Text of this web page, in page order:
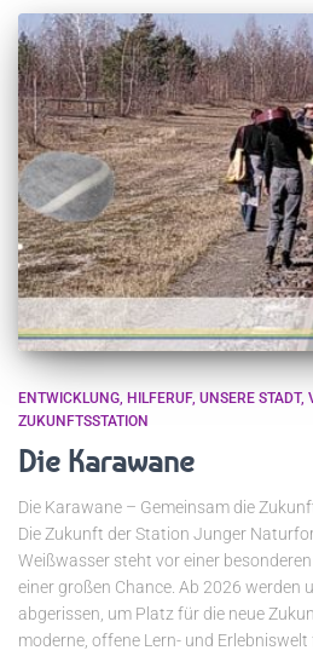
ENTWICKLUNG HILFERUF UNSERE STADT
ZUKUNFTSSTATION
Die Karawane
Die Karawane – Gemeinsam die
Die Zukunft der Station Junger
Weißwasser steht vor einer
einer großen Chance. Ab 2026 werden
abgerissen, um Platz für die neue
moderne, offene Lern- und Erlebniswelt